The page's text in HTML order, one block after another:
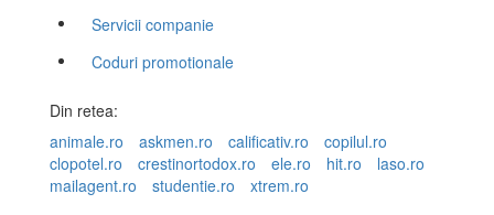
Servicii companie
Coduri promotionale
Din retea:
animale.ro
askmen.ro calificativ.ro
copilul.ro
clopotel.ro
crestinortodox.ro ele.ro hit.ro
laso.ro
mailagent.ro
studentie.ro xtrem.ro